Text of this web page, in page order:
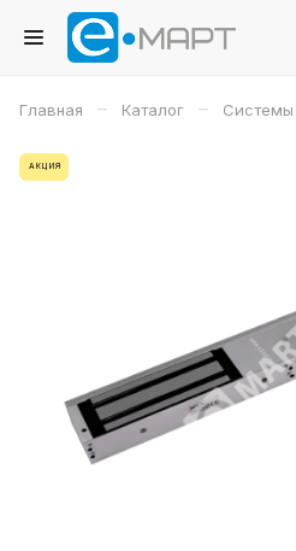
Главная – Каталог – Системы
АКЦИЯ